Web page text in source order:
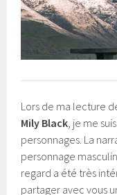
Lors de ma lecture
Mily Black , je me
personnages. La
personnage
regard a été très
partager avec vous